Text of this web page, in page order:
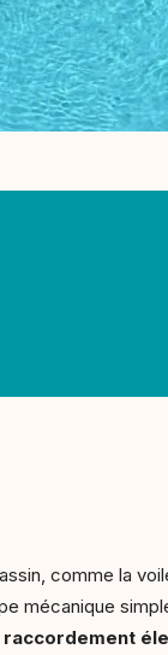
comme la
mécanique
raccordement